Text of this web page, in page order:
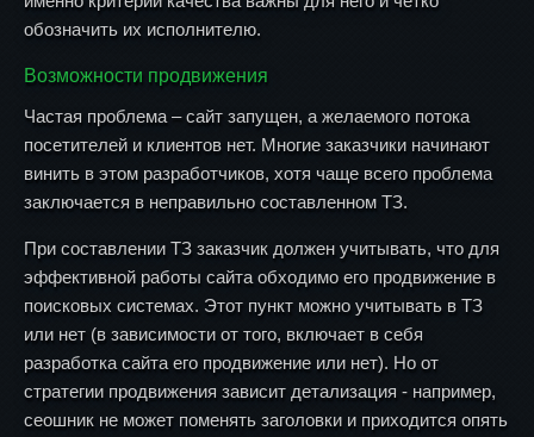
обозначить их исполнителю.
Возможности продвижения
Частая проблема – сайт запущен, а желаемого потока
посетителей и клиентов нет. Многие заказчики начинают
винить в этом разработчиков, хотя чаще всего проблема
заключается в неправильно составленном ТЗ.
При составлении ТЗ заказчик должен учитывать, что для
эффективной работы сайта обходимо его продвижение в
поисковых системах. Этот пункт можно учитывать в ТЗ
или нет (в зависимости от того, включает в себя
разработка сайта его продвижение или нет). Но от
стратегии продвижения зависит детализация - например,
сеошник не может поменять заголовки и приходится опять